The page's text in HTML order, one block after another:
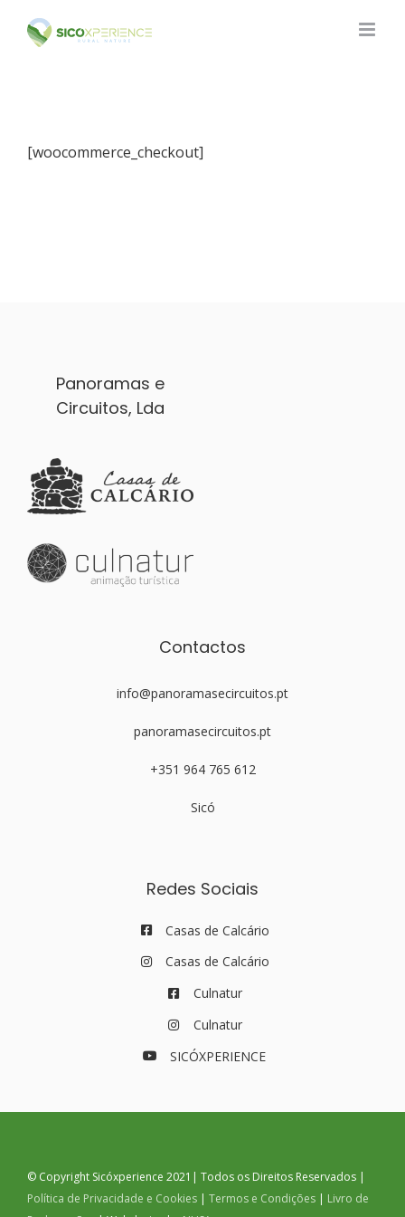
[woocommerce_checkout]
Panoramas e
Circuitos, Lda
Contactos
info@panoramasecircuitos.pt
panoramasecircuitos.pt
+351 964 765 612
Sicó
Redes Sociais
Casas de Calcário
Casas de Calcário
Culnatur
Culnatur
SICÓXPERIENCE
© Copyright Sicóxperience 2021| Todos os Direitos Reservados |
Política de Privacidade e Cookies| Termos e Condições| Livro de